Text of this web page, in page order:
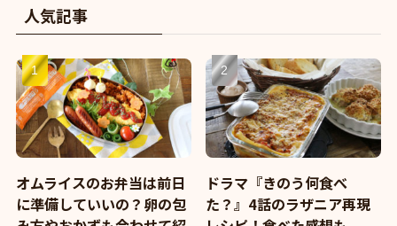
人気記事
オムライスのお弁当は前日
に準備していいの？卵の包
ドラマ『きのう何食べ
た？』4話のラザニア再現